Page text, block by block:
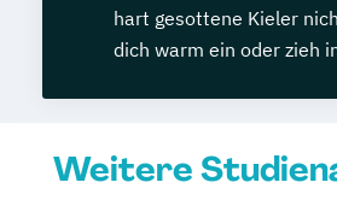
hart gesottene Kieler
dich warm ein oder zieh
Weitere